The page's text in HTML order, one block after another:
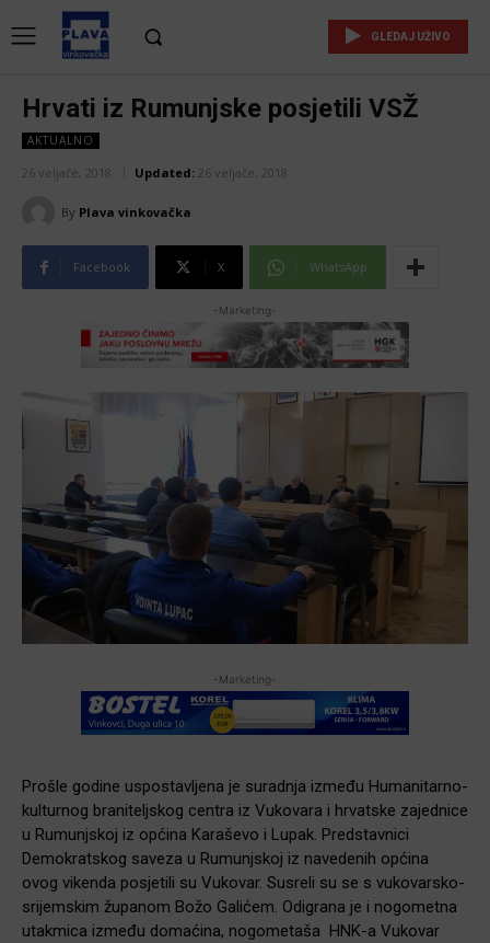
GLEDAJ UŽIVO
Hrvati iz Rumunjske posjetili VSŽ
AKTUALNO
26 veljače, 2018 Updated: 26 veljače, 2018
By Plava vinkovačka
Facebook X WhatsApp
-Marketing-
-Marketing-
Prošle godine uspostavljena je suradnja između Humanitarno-
kulturnog braniteljskog centra iz Vukovara i hrvatske zajednice
u Rumunjskoj iz općina Karaševo i Lupak. Predstavnici
Demokratskog saveza u Rumunjskoj iz navedenih općina
ovog vikenda posjetili su Vukovar. Susreli su se s vukovarsko-
srijemskim županom Božo Galićem. Odigrana je i nogometna
utakmica između domaćina, nogometaša HNK-a Vukovar